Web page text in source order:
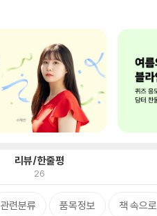
리뷰/한줄평
26
관련분류 품목정보 책 속으로